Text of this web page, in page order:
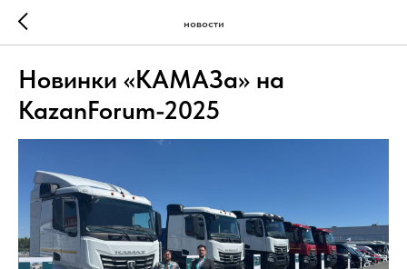
новости
Новинки «КАМАЗа» на
KazanForum-2025